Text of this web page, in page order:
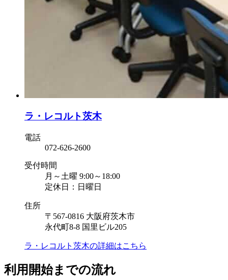
ラ・レコルト茨木
電話
072-626-2600
受付時間
月～土曜 9:00～18:00
定休日：日曜日
住所
〒567-0816 大阪府茨木市
永代町8-8 国里ビル205
ラ・レコルト茨木の詳細はこちら
利用開始までの流れ